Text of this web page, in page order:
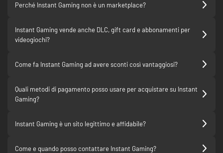
Perché Instant Gaming non è un marketplace?
Instant Gaming vende anche DLC, gift card e abbonamenti per
videogiochi?
Come fa Instant Gaming ad avere sconti così vantaggiosi?
Quali metodi di pagamento posso usare per acquistare su Instant
Gaming?
Instant Gaming è un sito legittimo e affidabile?
Come e quando posso contattare Instant Gaming?